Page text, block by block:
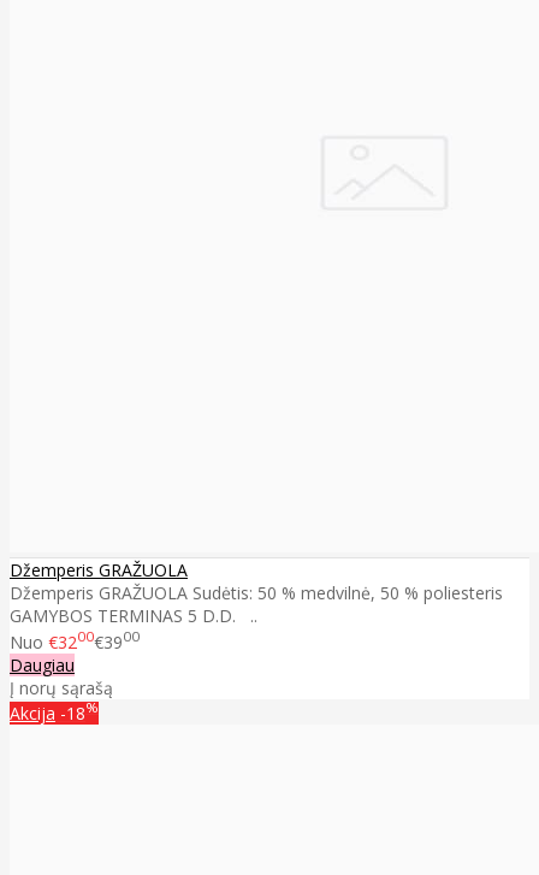
Džemperis GRAŽUOLA
Džemperis GRAŽUOLA Sudėtis: 50 % medvilnė, 50 % poliesteris
GAMYBOS TERMINAS 5 D.D. ..
Nuo €3200€3900
Daugiau
Į norų sąrašą
Akcija -18%